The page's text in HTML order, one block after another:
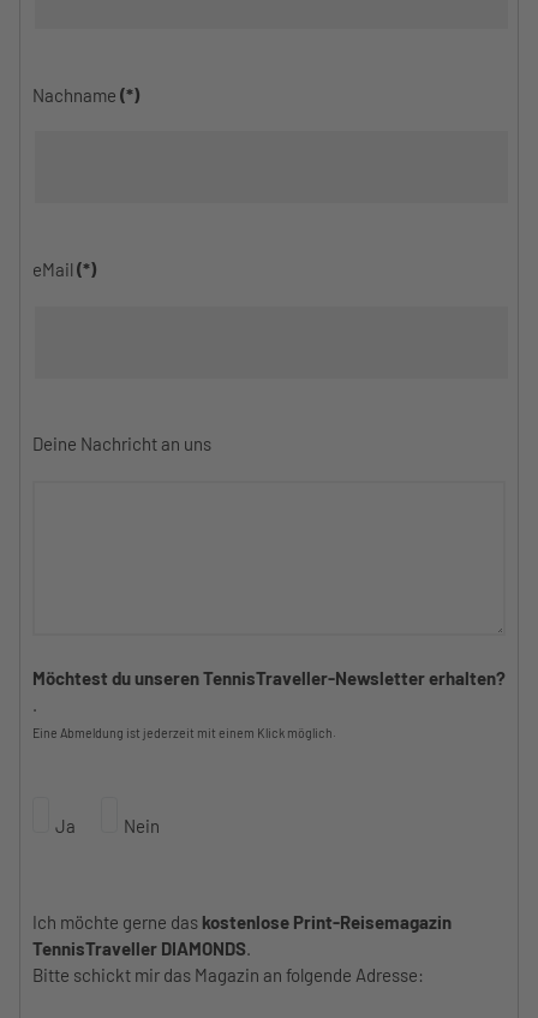
Nachname (*)
eMail (*)
Deine Nachricht an uns
Möchtest du unseren TennisTraveller-Newsletter erhalten?
.
Eine Abmeldung ist jederzeit mit einem Klick möglich.
Ja Nein
Ich möchte gerne das kostenlose Print-Reisemagazin
TennisTraveller DIAMONDS.
Bitte schickt mir das Magazin an folgende Adresse: